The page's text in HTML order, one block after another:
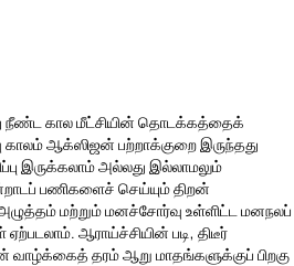
நீண்ட கால மீட்சியின் தொடக்கத்தைக்
காலம் ஆக்ஸிஜன் பற்றாக்குறை இருந்தது
இருக்கலாம் அல்லது இல்லாமலும்
பணிகளைச் செய்யும் திறன்
மற்றும் மனச்சோர்வு உள்ளிட்ட மனநலப்
ஆராய்ச்சியின் படி, திடீர்
வாழ்க்கைத் தரம் ஆறு மாதங்களுக்குப் பிறகு